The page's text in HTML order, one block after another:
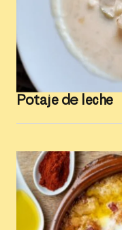
Potaje de leche